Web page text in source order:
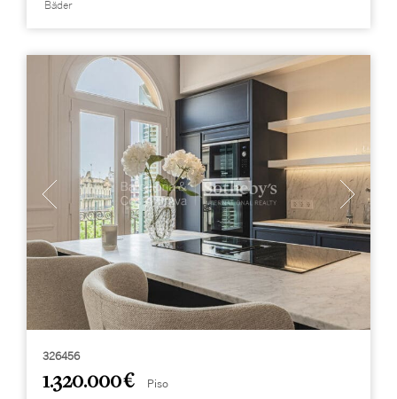
Bäder
326456
1.320.000 € Piso